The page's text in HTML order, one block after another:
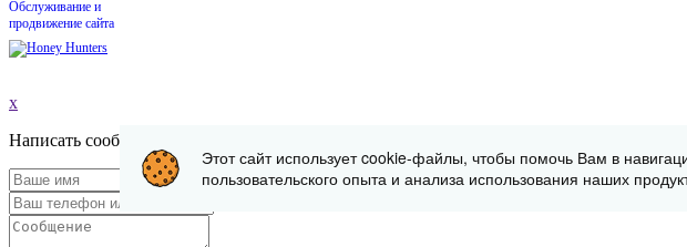
Обслуживание и
продвижение сайта
x
Написать сообщение
Этот сайт использует cookie-файлы, чтобы помочь Вам в
пользовательского опыта и анализа использования наших